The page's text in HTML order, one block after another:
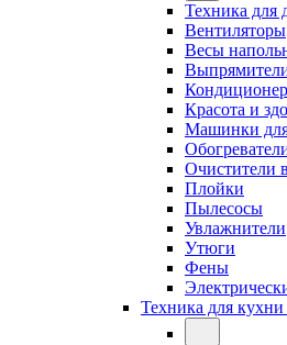
Техника для
Вентиляторы
Весы
Красота и
Машинки
Очистители
Плойки
Пылесосы
Увлажнители
Утюги
Фены
Техника для кухни